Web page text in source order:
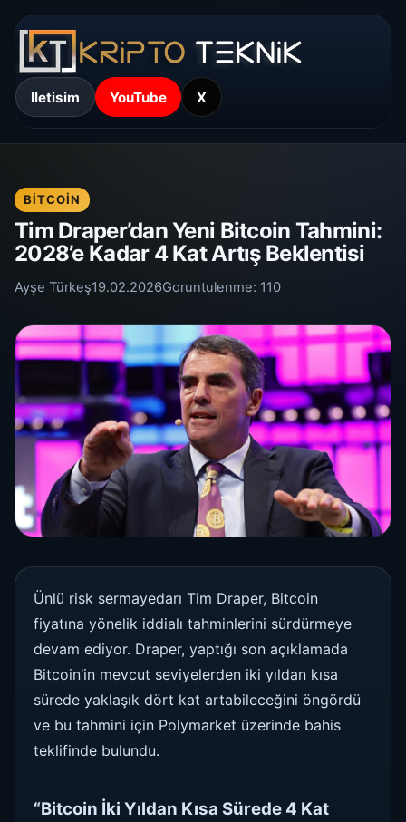
Iletisim YouTube X
BITCOIN
Tim Draper’dan Yeni Bitcoin Tahmini:
2028’e Kadar 4 Kat Artış Beklentisi
Ayşe Türkeş19.02.2026Goruntulenme: 110
Ünlü risk sermayedarı Tim Draper, Bitcoin
fiyatına yönelik iddialı tahminlerini sürdürmeye
devam ediyor. Draper, yaptığı son açıklamada
Bitcoin’in mevcut seviyelerden iki yıldan kısa
sürede yaklaşık dört kat artabileceğini öngördü
ve bu tahmini için Polymarket üzerinde bahis
teklifinde bulundu.
“Bitcoin İki Yıldan Kısa Sürede 4 Kat